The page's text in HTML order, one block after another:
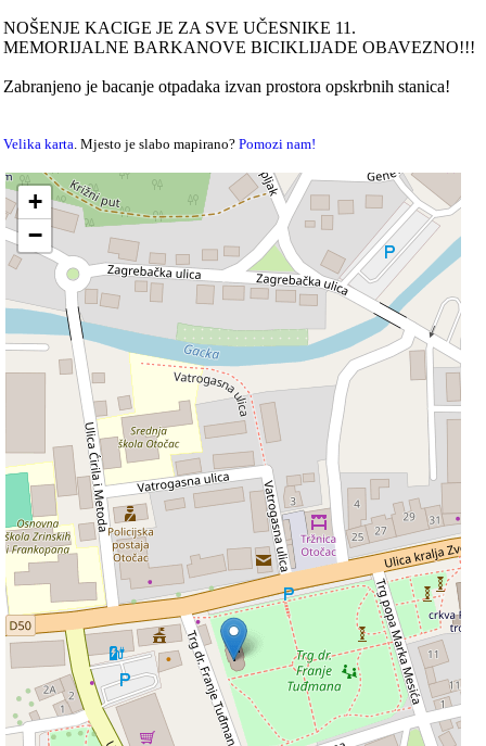
NOŠENJE KACIGE JE ZA SVE UČESNIKE 11.
MEMORIJALNE BARKANOVE BICIKLIJADE OBAVEZNO!!!
Zabranjeno je bacanje otpadaka izvan prostora opskrbnih stanica!
Velika karta. Mjesto je slabo mapirano?Pomozi nam!
+
−